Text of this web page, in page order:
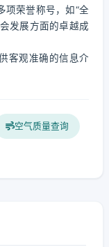
项荣誉称号，如“全
发展方面的卓越成
客观准确的信息介
空气质量查询